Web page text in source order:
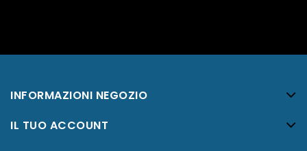
INFORMAZIONI NEGOZIO
IL TUO ACCOUNT